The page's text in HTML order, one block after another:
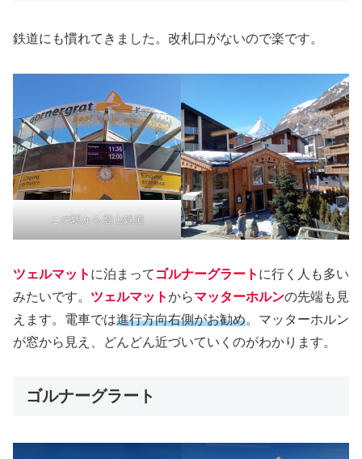
鉄道にも慣れてきました。改札口がないので楽です。
この駅から登山鉄道
ツェルマット に泊まって ゴルナーグラート に行く人も多い
みたいです。 ツェルマットからマッターホルンの先端も見
えます。電車では進行方向右側がお勧め。マッターホルン
が窓から見え、どんどん近づいていくのがわかります。
ゴルナーグラート